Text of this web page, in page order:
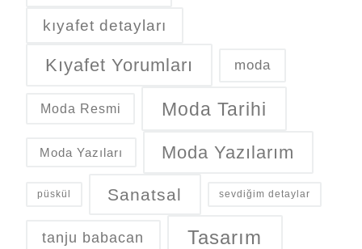
kıyafet detayları
Kıyafet Yorumları moda
Moda Resmi Moda Tarihi
Moda Yazıları Moda Yazılarım
püskül Sanatsal sevdiğim detaylar
tanju babacan Tasarım